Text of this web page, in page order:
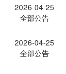
2026-04-25
全部公告
2026-04-25
全部公告